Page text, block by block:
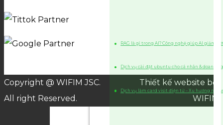
RAG là gì trong AI? Công nghệ giúp AI giảm
Dịch vụ cài đặt ubuntu cho cá nhân & doanh
Dịch vụ làm card visit điện tử – Xu hướng
Copyright @ WIFIM JSC.
All right Reserved.
Thiết kế website bởi
WIFIM